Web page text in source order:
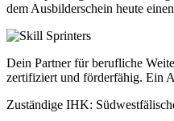
dem Ausbilderschein heute
Dein Partner für berufliche
zertifiziert und förderfähig. Ein
Zuständige IHK: